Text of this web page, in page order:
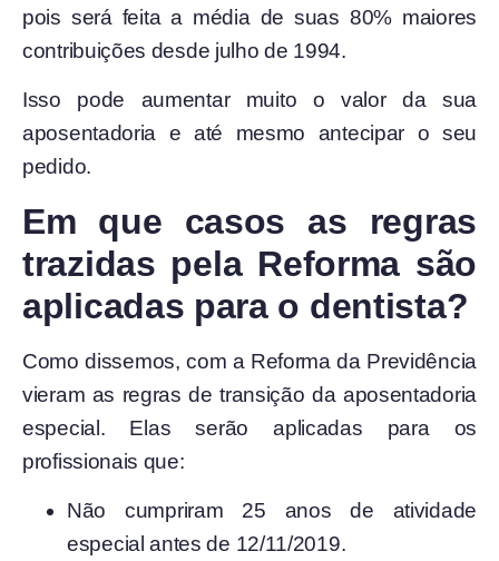
pois será feita a média de suas 80% maiores
contribuições desde julho de 1994.
Isso pode aumentar muito o valor da sua
aposentadoria e até mesmo antecipar o seu
pedido.
Em que casos as regras
trazidas pela Reforma são
aplicadas para o dentista?
Como dissemos, com a Reforma da Previdência
vieram as regras de transição da aposentadoria
especial. Elas serão aplicadas para os
profissionais que:
Não cumpriram 25 anos de atividade
especial antes de 12/11/2019.